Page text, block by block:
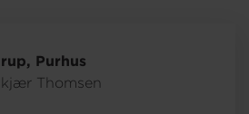
Purhus
Thomsen